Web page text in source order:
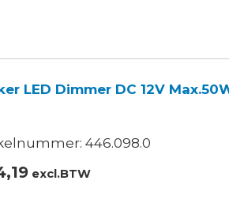
LED Dimmer DC 12V
446.098.0
excl.BTW